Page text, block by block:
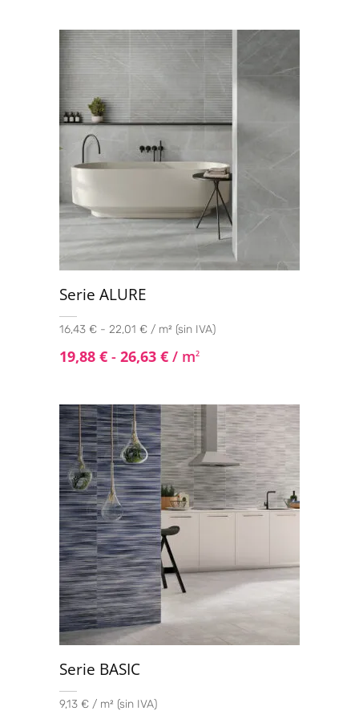
Serie ALURE
16,43 € - 22,01 € / m² (sin IVA)
19,88 € - 26,63 € / m2
Serie BASIC
9,13 € / m² (sin IVA)